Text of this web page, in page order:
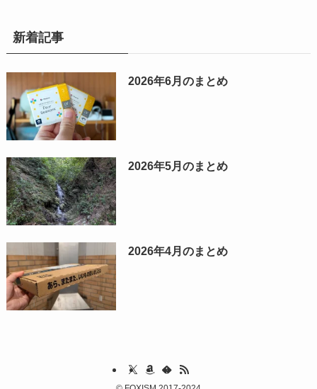
新着記事
2026年6月のまとめ
2026年5月のまとめ
2026年4月のまとめ